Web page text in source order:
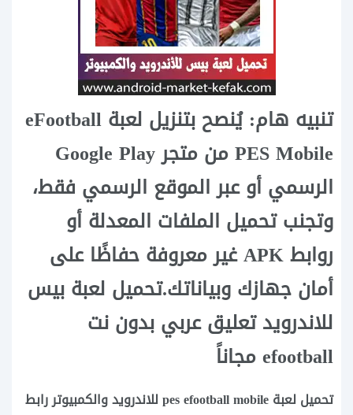
تنبيه هام: يُنصح بتنزيل لعبة eFootball
PES Mobile من متجر Google Play
الرسمي أو عبر الموقع الرسمي فقط،
وتجنب تحميل الملفات المعدلة أو
روابط APK غير معروفة حفاظًا على
أمان جهازك وبياناتك.تحميل لعبة بيس
للاندرويد تعليق عربي بدون نت
efootball مجاناً
تحميل لعبة pes efootball mobile للاندرويد والكمبيوتر رابط